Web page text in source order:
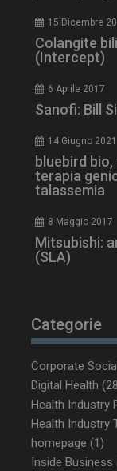
15 Dicembre
Colangite
(Intercept)
6 Aprile 2017
Sanofi: Bill
14 Giugno 2021
bluebird
terapia
talassemia
8 Maggio 2017
Mitsubishi:
(SLA)
Categorie
Corporate
Digital Health
Health Industry
Health Industry
homepage (1)
Inside Business